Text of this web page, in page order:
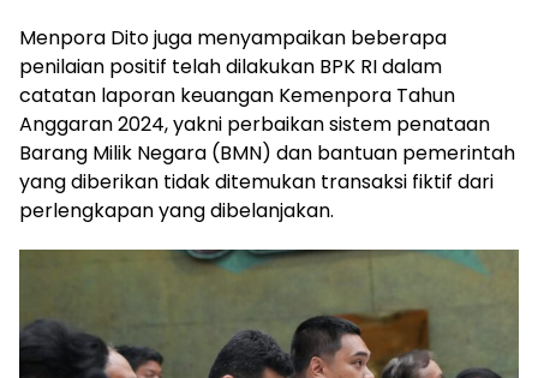
Menpora Dito juga menyampaikan beberapa
penilaian positif telah dilakukan BPK RI dalam
catatan laporan keuangan Kemenpora Tahun
Anggaran 2024, yakni perbaikan sistem penataan
Barang Milik Negara (BMN) dan bantuan pemerintah
yang diberikan tidak ditemukan transaksi fiktif dari
perlengkapan yang dibelanjakan.